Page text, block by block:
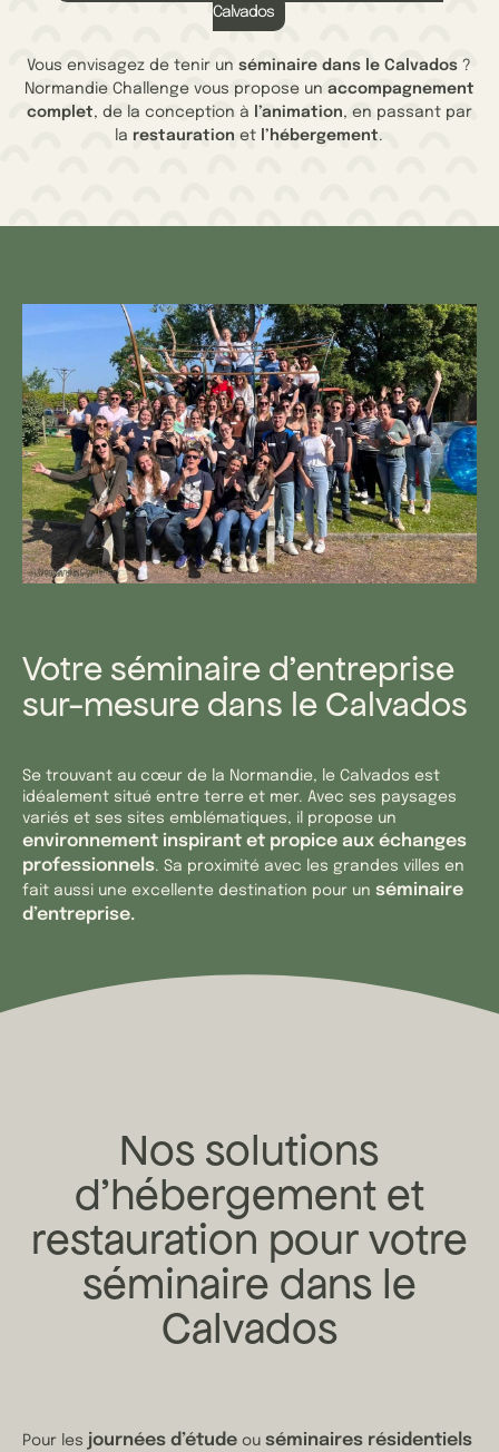
Calvados
Vous envisagez de tenir unséminaire dans le Calvados ?
Normandie Challenge vous propose un accompagnement
complet, de la conception à l’animation, en passant par
la restaurationet l’hébergement.
Votre séminaire d’entreprise
sur-mesure dans le Calvados
Se trouvant au cœur de la Normandie, le Calvados est
idéalement situé entre terre et mer. Avec ses paysages
variés et ses sites emblématiques, il propose un
environnement inspirant et propice aux échanges
professionnels. Sa proximité avec les grandes villes en
fait aussi une excellente destination pour un séminaire
d’entreprise.
Nos solutions
d’hébergement et
restauration pour votre
séminaire dans le
Calvados
Pour les journées d’étude ou séminaires résidentiels